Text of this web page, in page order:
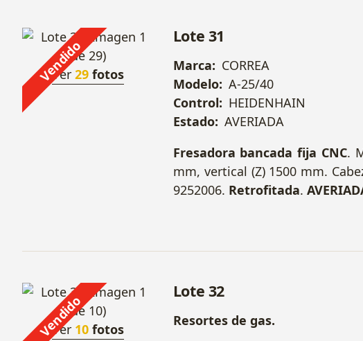
Vendido
Ver29 fotos
Lote 31
Marca: CORREA
Modelo: A-25/40
Control: HEIDENHAIN
Estado: AVERIADA
Fresadora bancada fija CNC.
mm, vertical (Z) 1500 mm.
9252006. Retrofitada.
Vendido
Ver 10 fotos
Lote 32
Resortes de gas.